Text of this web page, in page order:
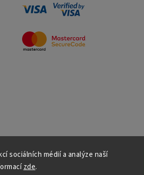
sociálních médií a analýze naší
zde.
Davaztechnik